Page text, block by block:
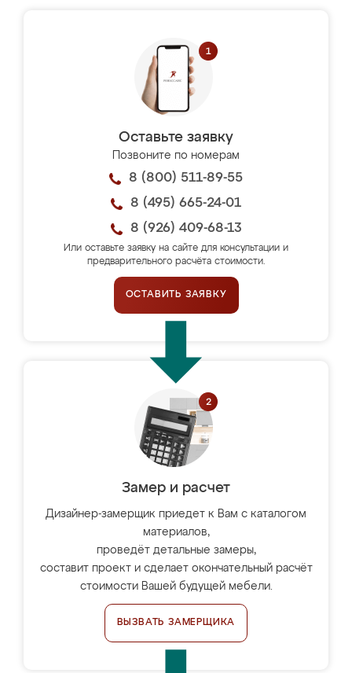
Оставьте заявку
Позвоните по номерам
8 (800) 511-89-55
8 (495) 665-24-01
8 (926) 409-68-13
Или оставьте заявку на сайте для консультации и
предварительного расчёта стоимости.
ОСТАВИТЬ ЗАЯВКУ
Замер и расчет
Дизайнер-замерщик приедет к Вам с каталогом
материалов,
проведёт детальные замеры,
составит проект и сделает окончательный расчёт
стоимости Вашей будущей мебели.
ВЫЗВАТЬ ЗАМЕРЩИКА